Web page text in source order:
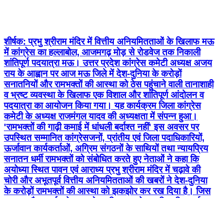
व भ्रष्ट व्यवस्था के खिलाफ एक विशाल और शांतिपूर्ण आंदोलन व
पदयात्रा का आयोजन किया गया। यह कार्यक्रम जिला कांग्रेस
कमेटी के अध्यक्ष राजमंगल यादव की अध्यक्षता में संपन्न हुआ।
'रामभक्तों की गाढ़ी कमाई में धांधली बर्दाश्त नहीं' इस अवसर पर
उपस्थित सम्मानित कांग्रेसजनों, प्रांतीय एवं जिला पदाधिकारियों,
ऊर्जावान कार्यकर्ताओं, अग्रिम संगठनों के साथियों तथा न्यायप्रिय
सनातन धर्मी रामभक्तों को संबोधित करते हुए नेताओं ने कहा कि
अयोध्या स्थित पावन एवं आराध्य प्रभु श्रीराम मंदिर में चढ़ावे की
चोरी और अभूतपूर्व वित्तीय अनियमितताओं की खबरों ने देश-दुनिया
के करोड़ों रामभक्तों की आस्था को झकझोर कर रख दिया है। जिस
आस्था और समर्पण के साथ देश की जनता ने अपनी गाढ़ी कमाई का
अंश प्रभु के चरणों में अर्पित किया, उसमें इस प्रकार की धांधली ने
हर सच्चे रामभक्त के दिल को गहरे जख्म दिए हैं। इस दौरान उत्तर
प्रदेश कांग्रेस कमेटी ने वर्तमान सरकार की नीतियों और व्यवस्था
के खिलाफ मुखर होते हुए निम्नलिखित तीन प्रमुख माँगें रखीं: